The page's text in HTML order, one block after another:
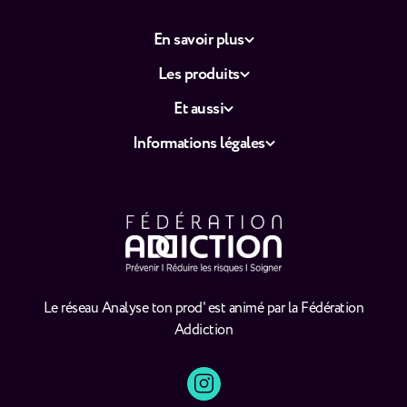
Le réseau Analyse ton prod' est animé par la Fédération
Addiction
En savoir plus
Les produits
Et aussi
Informations légales